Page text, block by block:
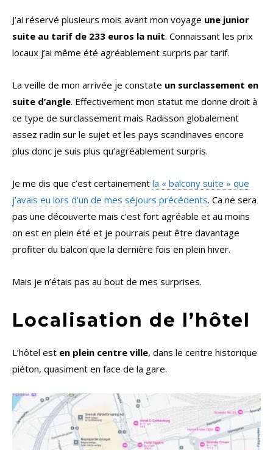
J’ai réservé plusieurs mois avant mon voyage une junior
suite au tarif de 233 euros la nuit. Connaissant les prix
locaux j’ai même été agréablement surpris par tarif.
La veille de mon arrivée je constate un surclassement en
suite d’angle. Effectivement mon statut me donne droit à
ce type de surclassement mais Radisson globalement
assez radin sur le sujet et les pays scandinaves encore
plus donc je suis plus qu’agréablement surpris.
Je me dis que c’est certainement la « balcony suite » que
j’avais eu lors d’un de mes séjours précédents. Ca ne sera
pas une découverte mais c’est fort agréable et au moins
on est en plein été et je pourrais peut être davantage
profiter du balcon que la dernière fois en plein hiver.
Mais je n’étais pas au bout de mes surprises.
Localisation de l’hôtel
L’hôtel est en plein centre ville, dans le centre historique
piéton, quasiment en face de la gare.